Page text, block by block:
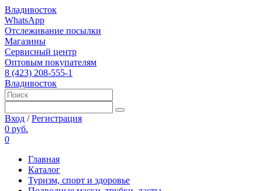
Владивосток
WhatsApp
Отслеживание посылки
Магазины
Сервисный центр
Оптовым покупателям
8 (423) 208-555-1
Владивосток
Вход /Регистрация
0 руб.
0
Главная
Каталог
Туризм, спорт и здоровье